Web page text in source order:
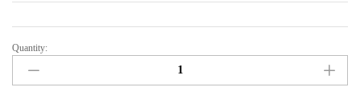
MICRO
ONDE
ASTECH
Quantity: